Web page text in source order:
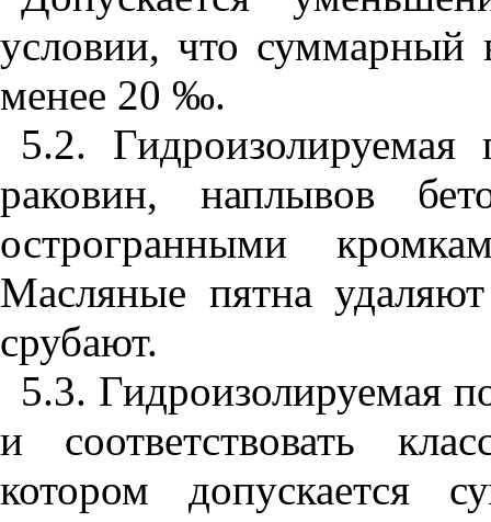
условии, что суммарный
менее 20 ‰.
5.2. Гид
раковин, наплывов
острогранными
Масляные пятна
срубают.
5.3. Гидроизолируемая
и соответствовать
котором допускается